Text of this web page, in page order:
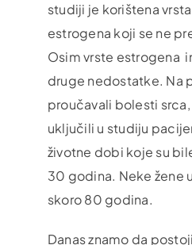
studiji je korištena
estrogena koji se ne
Osim vrste estrogena
druge nedostatke. Na
proučavali bolesti srca,
uključili u studiju
životne dobi koje su
30 godina. Neke žene
skoro 80 godina.
Danas znamo da